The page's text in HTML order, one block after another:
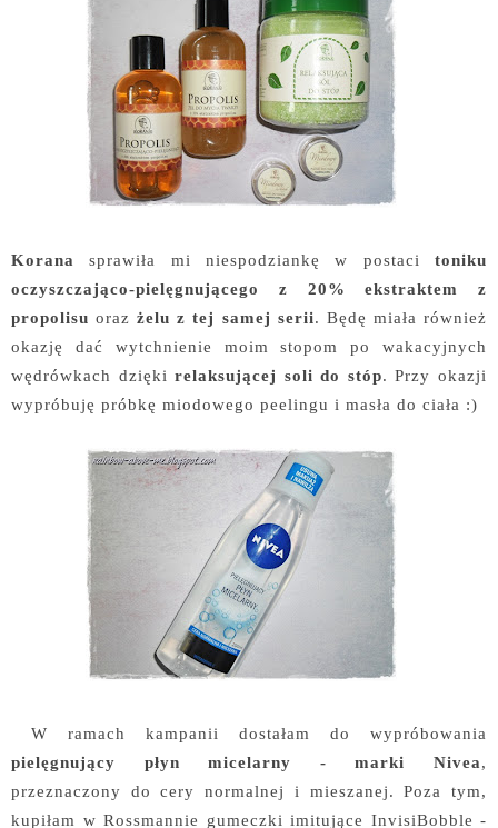
Korana sprawiła mi niespodziankę w postaci toniku
oczyszczająco-pielęgnującego z 20% ekstraktem z
propolisu orazżelu z tej samej serii. Będę miała również
okazję dać wytchnienie moim stopom po wakacyjnych
wędrówkach dziękirelaksującej soli do stóp. Przy okazji
wypróbuję próbkę miodowego peelingu i masła do ciała :)
W ramach kampanii dostałam do wypróbowania
pielęgnujący płyn micelarny - marki Nivea,
przeznaczony do cery normalnej i mieszanej. Poza tym,
kupiłam w Rossmannie gumeczki imitujące InvisiBobble -